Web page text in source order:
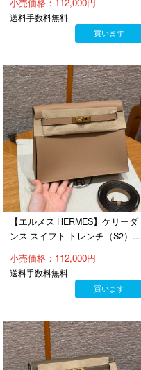
送料手数料無料
買います
【エルメス HERMES】ケリーダ
ンス スイフト トレンチ（S2）ゴ
小売価格：112,000円
送料手数料無料
買います